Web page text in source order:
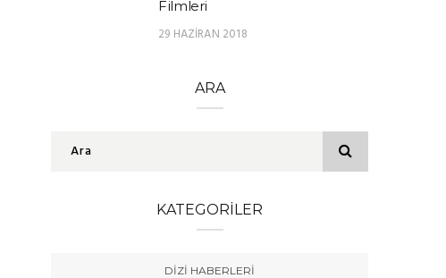
Filmleri
29 HAZIRAN 2018
ARA
KATEGORILER
DIZI HABERLERI